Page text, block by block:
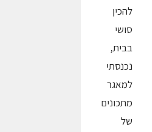
להכין
סושי
בבית,
נכנסתי
למאגר
מתכונים
של